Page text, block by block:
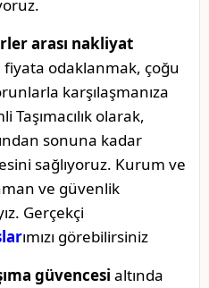
arası nakliyat
fiyata odaklanmak, çoğu
karşılaşmanıza
Taşımacılık olarak,
sonuna kadar
sağlıyoruz. Kurum ve
ve güvenlik
Gerçekçi
ımızı görebilirsiniz
güvencesi altında